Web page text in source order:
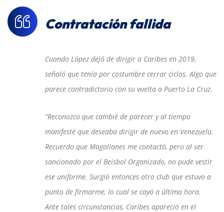
Contratación fallida
Cuando López dejó de dirigir a Caribes en 2019,
señaló que tenía por costumbre cerrar ciclos. Algo que
parece contradictorio con su vuelta a Puerto La Cruz.
“Reconozco que cambié de parecer y al tiempo
manifesté que deseaba dirigir de nuevo en Venezuela.
Recuerdo que Magallanes me contactó, pero al ser
sancionado por el Beisbol Organizado, no pude vestir
ese uniforme. Surgió entonces otro club que estuvo a
punto de firmarme, lo cual se cayó a última hora.
Ante tales circunstancias, Caribes apareció en el